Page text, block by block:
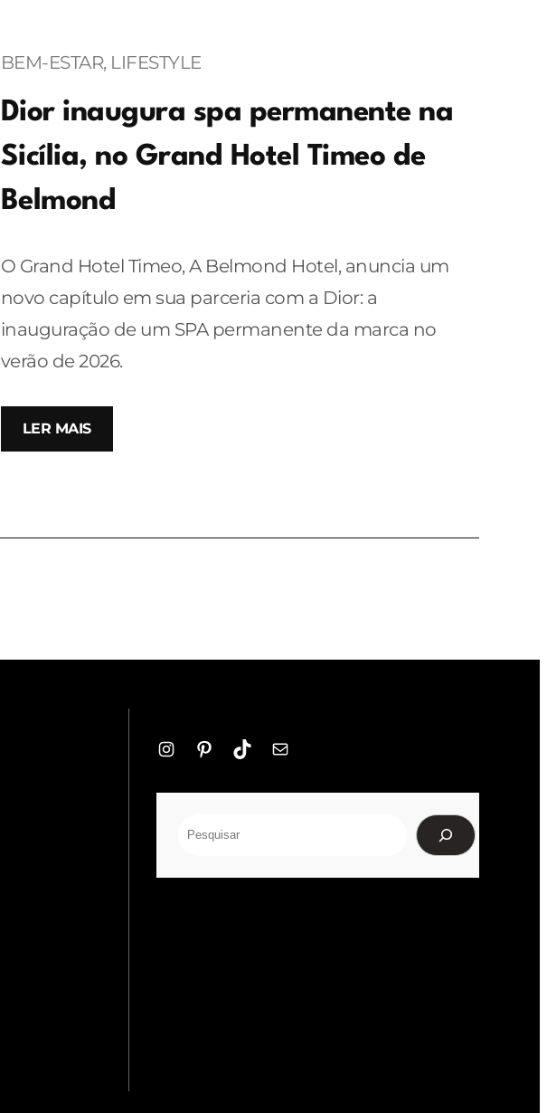
BEM-ESTAR, LIFESTYLE
Dior inaugura spa permanente na
Sicília, no Grand Hotel Timeo de
Belmond
O Grand Hotel Timeo, A Belmond Hotel, anuncia um
novo capítulo em sua parceria com a Dior: a
inauguração de um SPA permanente da marca no
verão de 2026.
LER MAIS
InstagramPinterestTikTokE-